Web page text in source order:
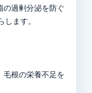
の過剰分泌を防ぐ
ます。
毛根の栄養不足を